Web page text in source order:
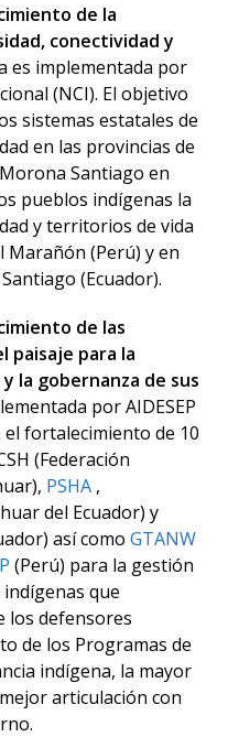
de la
conectividad y
es implementada por
(NCI). El objetivo
sistemas estatales de
en las provincias de
Santiago en
pueblos indígenas la
y territorios de vida
Marañón (Perú) y en
(Ecuador).
de las
paisaje para la
la gobernanza de sus
por AIDESEP
el fortalecimiento de 10
(Federación
PSHA ,
del Ecuador) y
así como GTANW
(Perú) para la gestión
que
los defensores
de los Programas de
indígena, la mayor
articulación con